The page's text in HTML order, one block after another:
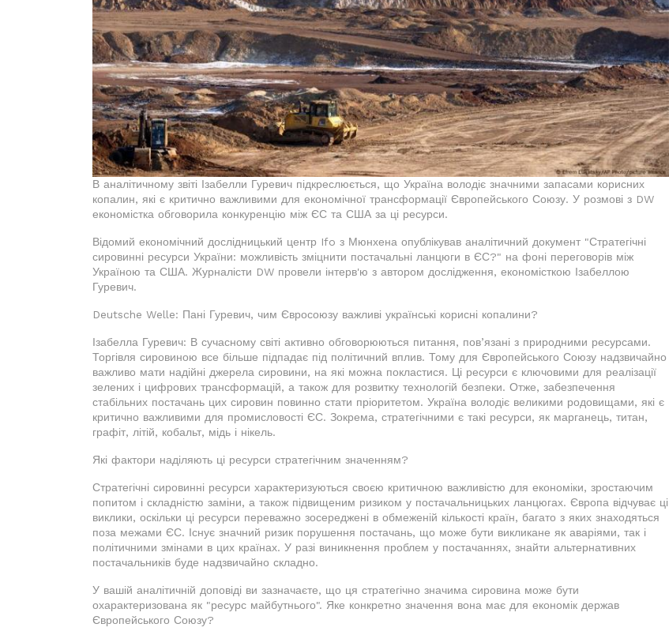
В аналітичному звіті Ізабелли Гуревич підкреслюється, що Україна володіє значними запасами корисних
копалин, які є критично важливими для економічної трансформації Європейського Союзу. У розмові з DW
економістка обговорила конкуренцію між ЄС та США за ці ресурси.
Відомий економічний дослідницький центр Ifo з Мюнхена опублікував аналітичний документ "Стратегічні
сировинні ресурси України: можливість зміцнити постачальні ланцюги в ЄС?" на фоні переговорів між
Україною та США. Журналісти DW провели інтерв'ю з автором дослідження, економісткою Ізабеллою
Гуревич.
Deutsche Welle: Пані Гуревич, чим Євросоюзу важливі українські корисні копалини?
Ізабелла Гуревич: В сучасному світі активно обговорюються питання, пов’язані з природними ресурсами.
Торгівля сировиною все більше підпадає під політичний вплив. Тому для Європейського Союзу надзвичайно
важливо мати надійні джерела сировини, на які можна покластися. Ці ресурси є ключовими для реалізації
зелених і цифрових трансформацій, а також для розвитку технологій безпеки. Отже, забезпечення
стабільних постачань цих сировин повинно стати пріоритетом. Україна володіє великими родовищами, які є
критично важливими для промисловості ЄС. Зокрема, стратегічними є такі ресурси, як марганець, титан,
графіт, літій, кобальт, мідь і нікель.
Які фактори наділяють ці ресурси стратегічним значенням?
Стратегічні сировинні ресурси характеризуються своєю критичною важливістю для економіки, зростаючим
попитом і складністю заміни, а також підвищеним ризиком у постачальницьких ланцюгах. Європа відчуває ці
виклики, оскільки ці ресурси переважно зосереджені в обмеженій кількості країн, багато з яких знаходяться
поза межами ЄС. Існує значний ризик порушення постачань, що може бути викликане як аваріями, так і
політичними змінами в цих країнах. У разі виникнення проблем у постачаннях, знайти альтернативних
постачальників буде надзвичайно складно.
У вашій аналітичній доповіді ви зазначаєте, що ця стратегічно значима сировина може бути
охарактеризована як "ресурс майбутнього". Яке конкретно значення вона має для економік держав
Європейського Союзу?